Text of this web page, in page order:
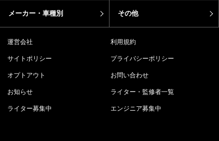
メーカー・車種別 その他
運営会社 利用規約
サイトポリシー プライバシーポリシー
オプトアウト お問い合わせ
お知らせ ライター・監修者一覧
ライター募集中 エンジニア募集中